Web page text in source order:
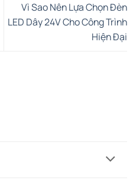
Vì Sao Nên Lựa Chọn Đèn
LED Dây 24V Cho Công Trình
Hiện Đại